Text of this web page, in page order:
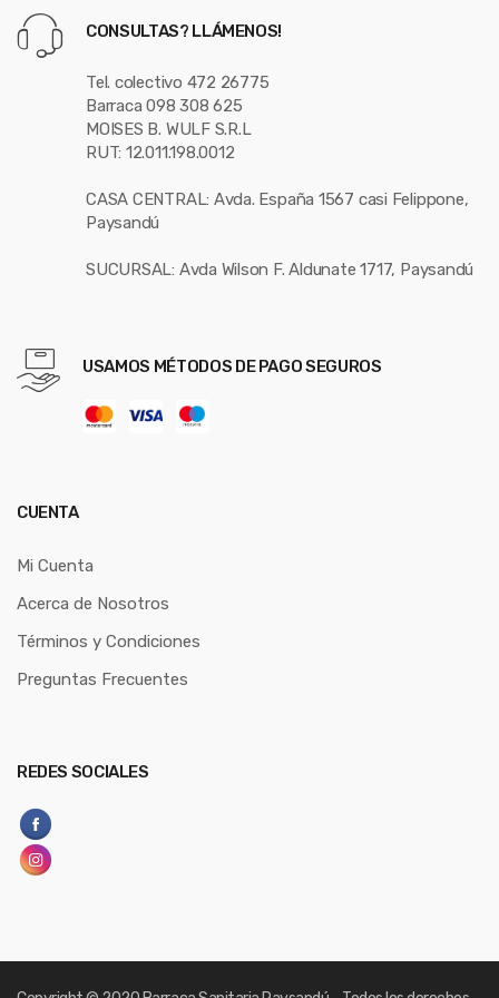
CONSULTAS? LLÁMENOS!
Tel. colectivo 472 26775
Barraca 098 308 625
MOISES B. WULF S.R.L
RUT: 12.011.198.0012
CASA CENTRAL: Avda. España 1567 casi Felippone,
Paysandú
SUCURSAL: Avda Wilson F. Aldunate 1717, Paysandú
USAMOS MÉTODOS DE PAGO SEGUROS
CUENTA
Mi Cuenta
Acerca de Nosotros
Términos y Condiciones
Preguntas Frecuentes
REDES SOCIALES